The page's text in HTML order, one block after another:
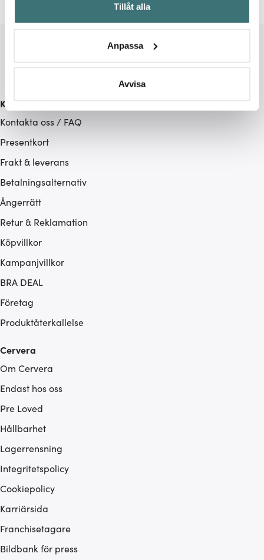
kan ha en noggrannhet på upp till flera meter
Identifiera din enhet genom att aktivt skanna den för
Ta reda på mer om hur dina personliga uppgifter
Du kan ändra eller dra tillbaka ditt samtycke när som
Vi använder cookies för att innehållet och annonserna
ska anpassas efter det som vi tror att du tycker om. Det
hemsidan ännu bättre. Du bestämmer själv vilka cookies
som du vill dela med dig av.
Tillåt alla
Anpassa
Avvisa
Kundservice
Kontakta oss / FAQ
Presentkort
Frakt & leverans
Betalningsalternativ
Ångerrätt
Retur & Reklamation
Köpvillkor
Kampanjvillkor
BRA DEAL
Företag
Produktåterkallelse
Cervera
Om Cervera
Endast hos oss
Pre Loved
Hållbarhet
Lagerrensning
Integritetspolicy
Cookiepolicy
Karriärsida
Franchisetagare
Bildbank för press